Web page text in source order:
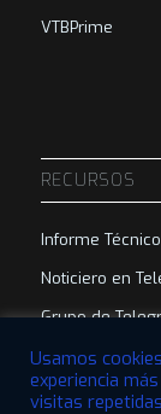
VTBPrime
RECURSOS
Informe Técnico
Noticiero en
Grupo de
Usamos
experiencia
visitas